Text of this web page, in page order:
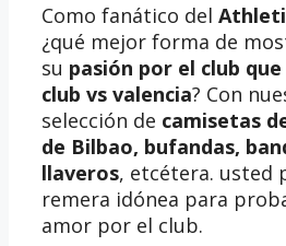
Como fanático del
¿qué mejor forma de
su pasión por el club
club vs valencia? Con
selección de camisetas
de Bilbao, bufandas,
llaveros, etcétera. usted
remera idónea para
amor por el club.